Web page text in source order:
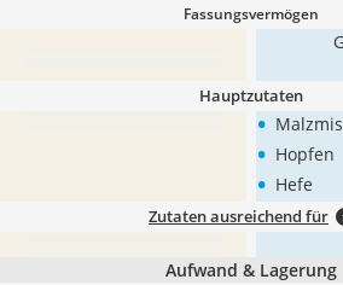
Fassungsvermögen
Hauptzutaten
•
• Hopfen
• Hefe
Zutaten ausreichend für
Aufwand & Lagerung